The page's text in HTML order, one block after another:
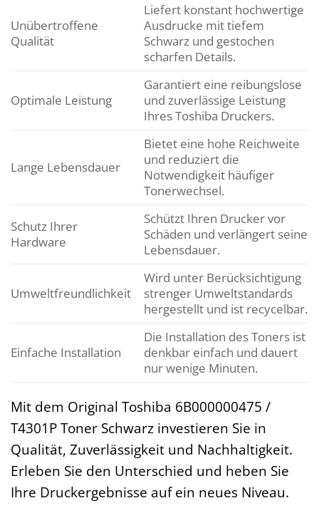
Unübertroffene
Qualität
Liefert konstant hochwertige
Ausdrucke mit tiefem
Schwarz und gestochen
scharfen Details.
Optimale Leistung
Garantiert eine reibungslose
und zuverlässige Leistung
Ihres Toshiba Druckers.
Lange Lebensdauer
Bietet eine hohe Reichweite
und reduziert die
Notwendigkeit häufiger
Tonerwechsel.
Schutz Ihrer
Hardware
Schützt Ihren Drucker vor
Schäden und verlängert seine
Lebensdauer.
Umweltfreundlichkeit
Wird unter Berücksichtigung
strenger Umweltstandards
hergestellt und ist recycelbar.
Einfache Installation
Die Installation des Toners ist
denkbar einfach und dauert
nur wenige Minuten.
Mit dem Original Toshiba 6B000000475 /
T4301P Toner Schwarz investieren Sie in
Qualität, Zuverlässigkeit und Nachhaltigkeit.
Erleben Sie den Unterschied und heben Sie
Ihre Druckergebnisse auf ein neues Niveau.